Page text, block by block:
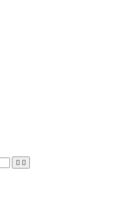
 